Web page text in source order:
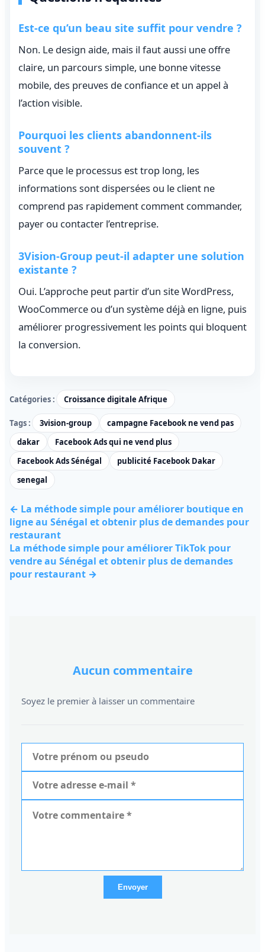
Est-ce qu’un beau site suffit pour vendre ?
Non. Le design aide, mais il faut aussi une offre
claire, un parcours simple, une bonne vitesse
mobile, des preuves de confiance et un appel à
l’action visible.
Pourquoi les clients abandonnent-ils
souvent ?
Parce que le processus est trop long, les
informations sont dispersées ou le client ne
comprend pas rapidement comment commander,
payer ou contacter l’entreprise.
3Vision-Group peut-il adapter une solution
existante ?
Oui. L’approche peut partir d’un site WordPress,
WooCommerce ou d’un système déjà en ligne, puis
améliorer progressivement les points qui bloquent
la conversion.
Catégories : Croissance digitale Afrique
Tags : 3vision-group
campagne Facebook ne vend pas
dakar
Facebook Ads qui ne vend plus
Facebook Ads Sénégal
publicité Facebook Dakar
senegal
← La méthode simple pour améliorer boutique en
ligne au Sénégal et obtenir plus de demandes pour
restaurant
La méthode simple pour améliorer TikTok pour
vendre au Sénégal et obtenir plus de demandes
pour restaurant →
Aucun commentaire
Soyez le premier à laisser un commentaire
Envoyer